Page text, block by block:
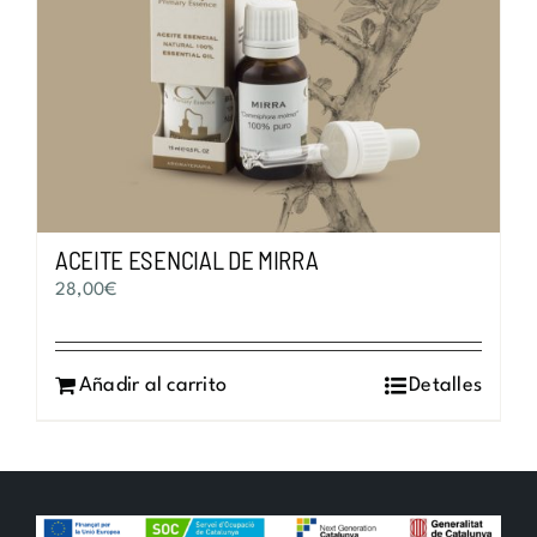
ACEITE ESENCIAL DE MIRRA
28,00€
Añadir al carrito Detalles